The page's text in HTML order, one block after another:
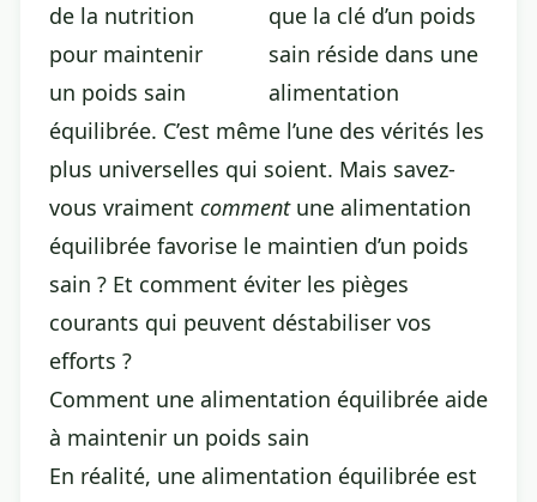
que la clé d’un poids
sain réside dans une
alimentation
équilibrée. C’est même l’une des vérités les
plus universelles qui soient. Mais savez-
vous vraiment commentune alimentation
équilibrée favorise le maintien d’un poids
sain ? Et comment éviter les pièges
courants qui peuvent déstabiliser vos
efforts ?
Comment une alimentation équilibrée aide
à maintenir un poids sain
En réalité, une alimentation équilibrée est